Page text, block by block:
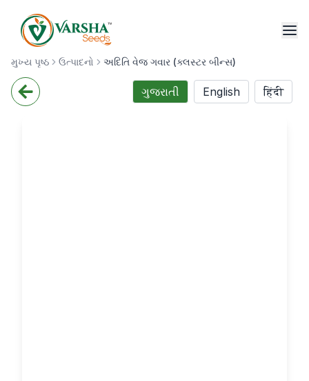
મુખ્ય પૃષ્ઠ ઉત્પાદનો અદિતિ વેજ ગવાર (ક્લસ્ટર બીન્સ)
ગુજરાતી English हिंदी